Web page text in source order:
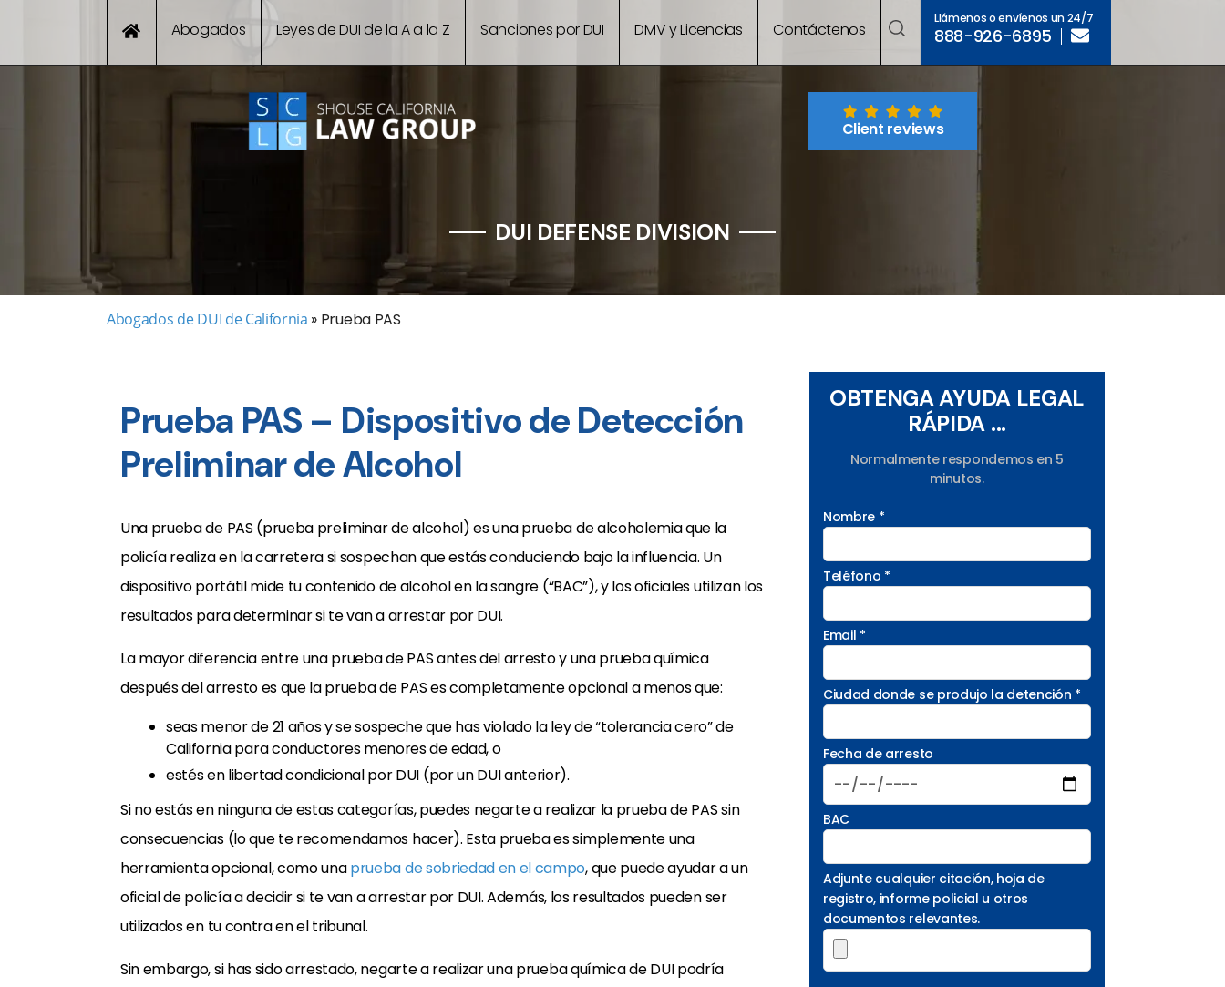
Abogados Leyes de DUI de la A a la Z Sanciones por DUI DMV y Licencias Contáctenos
Llámenos o envíenos un 24/7
888-926-6895
Client reviews
DUI DEFENSE DIVISION
Abogados de DUI de California » Prueba PAS
Prueba PAS – Dispositivo de Detección
Preliminar de Alcohol
Una prueba de PAS (prueba preliminar de alcohol) es una prueba de alcoholemia que la
policía realiza en la carretera si sospechan que estás conduciendo bajo la influencia. Un
dispositivo portátil mide tu contenido de alcohol en la sangre (“BAC”), y los oficiales utilizan los
resultados para determinar si te van a arrestar por DUI.
La mayor diferencia entre una prueba de PAS antes del arresto y una prueba química
después del arresto es que la prueba de PAS es completamente opcional a menos que:
seas menor de 21 años y se sospeche que has violado la ley de “tolerancia cero” de
California para conductores menores de edad, o
estés en libertad condicional por DUI (por un DUI anterior).
Si no estás en ninguna de estas categorías, puedes negarte a realizar la prueba de PAS sin
consecuencias (lo que te recomendamos hacer). Esta prueba es simplemente una
herramienta opcional, como unaprueba de sobriedad en el campo, que puede ayudar a un
oficial de policía a decidir si te van a arrestar por DUI. Además, los resultados pueden ser
utilizados en tu contra en el tribunal.
Sin embargo, si has sido arrestado, negarte a realizar una prueba química de DUI podría
OBTENGA AYUDA LEGAL
RÁPIDA ...
Normalmente respondemos en 5
minutos.
Nombre *
Teléfono *
Email *
Ciudad donde se produjo la detención *
Fecha de arresto
BAC
Adjunte cualquier citación, hoja de
registro, informe policial u otros
documentos relevantes.